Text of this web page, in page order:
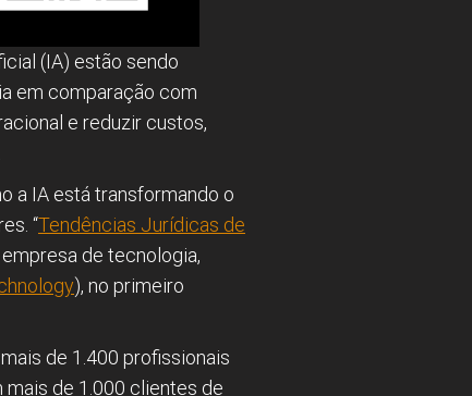
(IA) estão sendo
em comparação com
e reduzir custos,
a IA está transformando o
“Tendências Jurídicas de
de tecnologia,
), no primeiro
de 1.400 profissionais
de 1.000 clientes de